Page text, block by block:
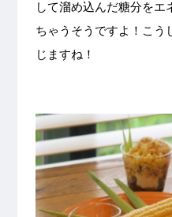
して溜め込んだ糖分をエ
ちゃうそうですよ！こう
じますね！